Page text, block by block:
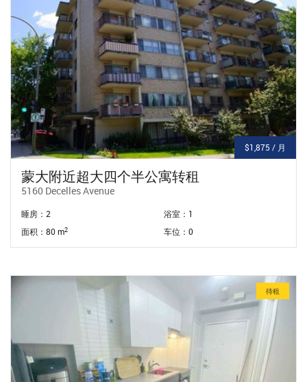
$1,875 / 月
蒙大附近超大四个半公寓转租
5160 Decelles Avenue
睡房：2
浴室：1
面积：80 m2 车位：0
待租